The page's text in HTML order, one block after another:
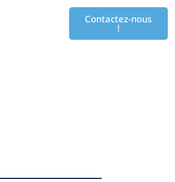
Contactez-nous
!